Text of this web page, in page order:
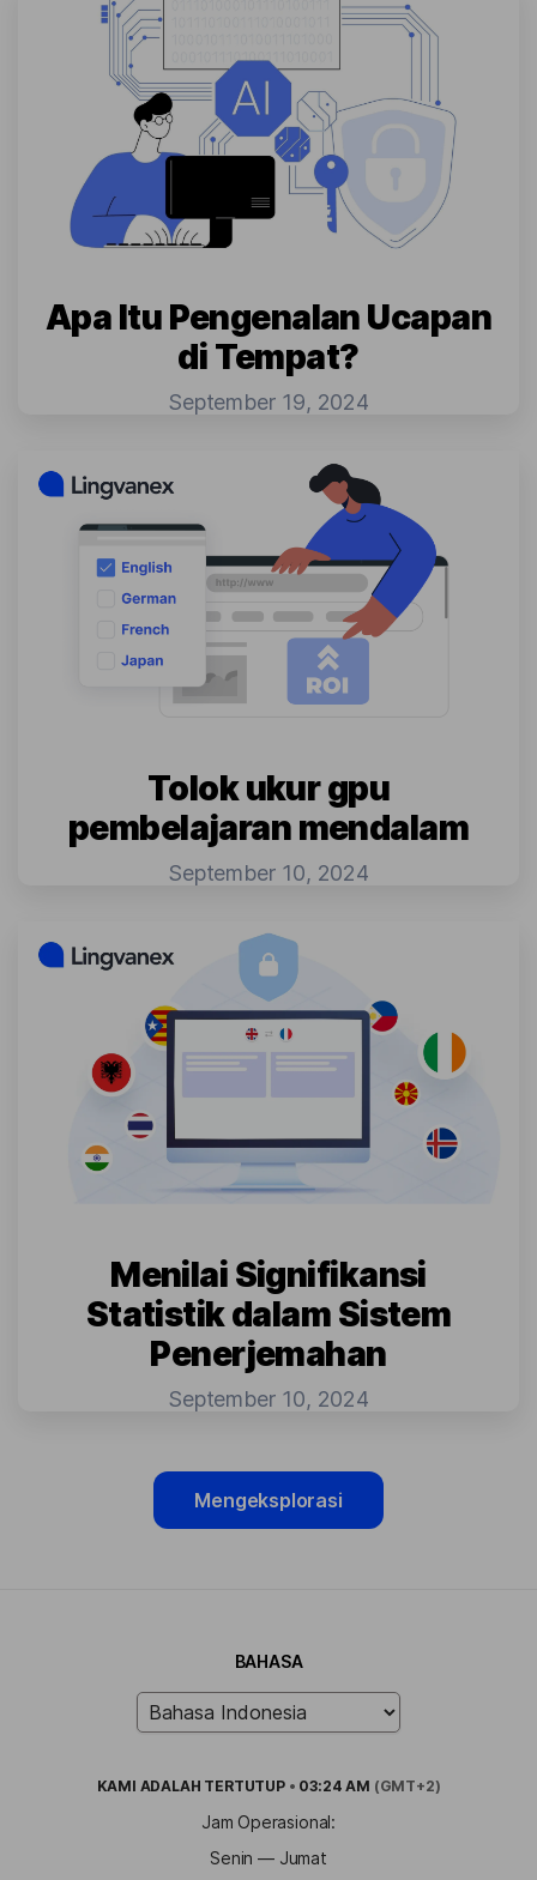
Apa Itu Pengenalan Ucapan
di Tempat?
September 19, 2024
Tolok ukur gpu
pembelajaran mendalam
September 10, 2024
Menilai Signifikansi
Statistik dalam Sistem
Penerjemahan
September 10, 2024
Mengeksplorasi
BAHASA
KAMI ADALAH TERTUTUP • 03:24 AM (GMT+2)
Jam Operasional:
Senin — Jumat